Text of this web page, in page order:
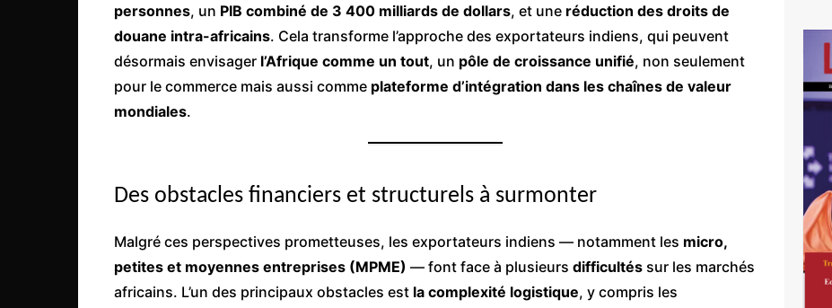
personnes, un PIB combiné de 3 400 milliards de dollars, et une réduction des droits de
douane intra-africains. Cela transforme l’approche des exportateurs indiens, qui peuvent
désormais envisager l’Afrique comme un tout, un pôle de croissance unifié, non seulement
pour le commerce mais aussi comme plateforme d’intégration dans les chaînes de valeur
mondiales.
Des obstacles financiers et structurels à surmonter
Malgré ces perspectives prometteuses, les exportateurs indiens — notamment les micro,
petites et moyennes entreprises (MPME) — font face à plusieurs difficultés sur les marchés
africains. L’un des principaux obstacles est la complexité logistique, y compris les